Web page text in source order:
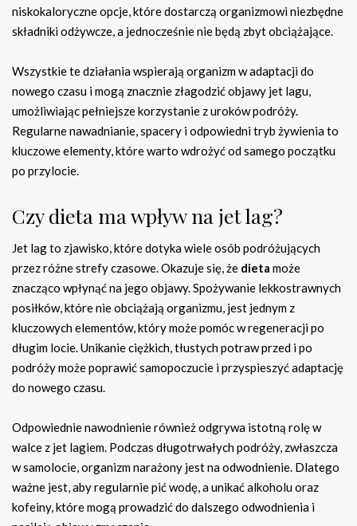
niskokaloryczne opcje, które dostarczą organizmowi niezbędne
składniki odżywcze, a jednocześnie nie będą zbyt obciążające.
Wszystkie te działania wspierają organizm w adaptacji do
nowego czasu i mogą znacznie złagodzić objawy jet lagu,
umożliwiając pełniejsze korzystanie z uroków podróży.
Regularne nawadnianie, spacery i odpowiedni tryb żywienia to
kluczowe elementy, które warto wdrożyć od samego początku
po przylocie.
Czy dieta ma wpływ na jet lag?
Jet lag to zjawisko, które dotyka wiele osób podróżujących
przez różne strefy czasowe. Okazuje się, że dieta może
znacząco wpłynąć na jego objawy. Spożywanie lekkostrawnych
posiłków, które nie obciążają organizmu, jest jednym z
kluczowych elementów, który może pomóc w regeneracji po
długim locie. Unikanie ciężkich, tłustych potraw przed i po
podróży może poprawić samopoczucie i przyspieszyć adaptację
do nowego czasu.
Odpowiednie nawodnienie również odgrywa istotną rolę w
walce z jet lagiem. Podczas długotrwałych podróży, zwłaszcza
w samolocie, organizm narażony jest na odwodnienie. Dlatego
ważne jest, aby regularnie pić wodę, a unikać alkoholu oraz
kofeiny, które mogą prowadzić do dalszego odwodnienia i